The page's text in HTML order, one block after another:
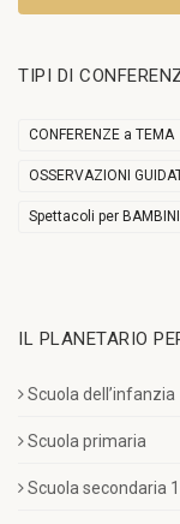
TIPI DI
CONFERENZE a TEMA
OSSERVAZIONI
Spettacoli per BAMBINI
IL PLANETARIO
Scuola dell’infanzia
Scuola primaria
Scuola secondaria